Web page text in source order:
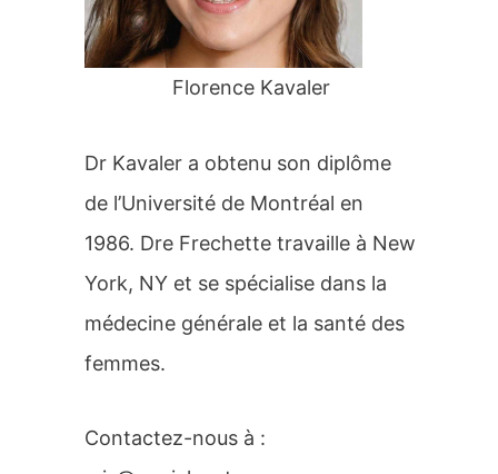
:
Florence Kavaler
Dr Kavaler a obtenu son diplôme
de l’Université de Montréal en
1986. Dre Frechette travaille à New
York, NY et se spécialise dans la
médecine générale et la santé des
femmes.
Contactez-nous à :